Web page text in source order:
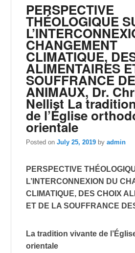
PERSPECTIVE
THÉOLOGIQUE
CHANGEMENT
CLIMATIQUE,
ALIMENTAIRES
SOUFFRANCE
ANIMAUX, Dr.
Nellist La
de l’Église
orientale
Posted onJuly 25, 2019 byadmin
PERSPECTIVE
L’INTERCONNEXION DU
CLIMATIQUE, DES CHOIX
ET DE LA SOUFFRANCE
La tradition vivante de
orientale